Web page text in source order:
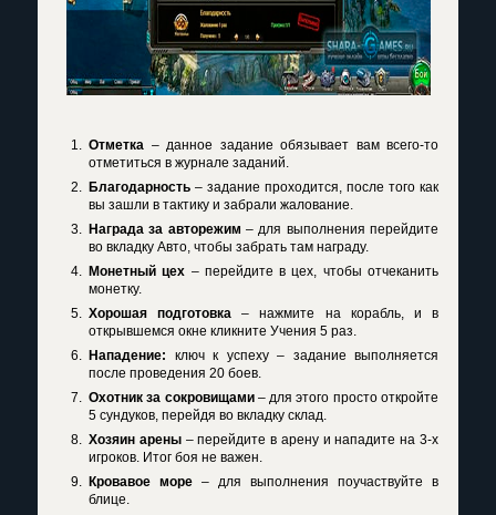
Отметка – данное задание обязывает вам всего-то
отметиться в журнале заданий.
Благодарность – задание проходится, после того как
вы зашли в тактику и забрали жалование.
Награда за авторежим – для выполнения перейдите
во вкладку Авто, чтобы забрать там награду.
Монетный цех – перейдите в цех, чтобы отчеканить
монетку.
Хорошая подготовка – нажмите на корабль, и в
открывшемся окне кликните Учения 5 раз.
Нападение: ключ к успеху – задание выполняется
после проведения 20 боев.
Охотник за сокровищами– для этого просто откройте
5 сундуков, перейдя во вкладку склад.
Хозяин арены– перейдите в арену и нападите на 3-х
игроков. Итог боя не важен.
Кровавое море – для выполнения поучаствуйте в
блице.